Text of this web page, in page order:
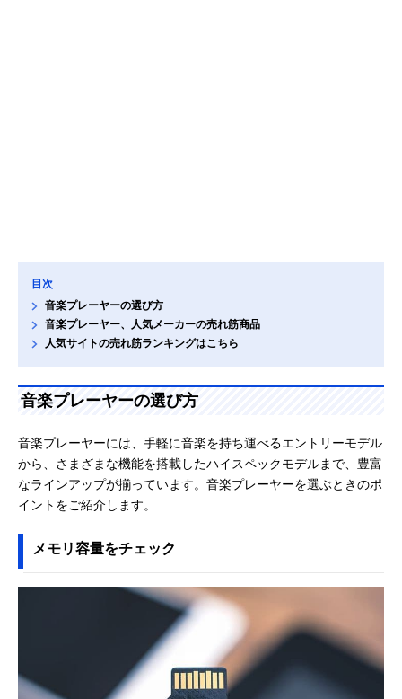
目次
音楽プレーヤーの選び方
音楽プレーヤー、人気メーカーの売れ筋商品
人気サイトの売れ筋ランキングはこちら
音楽プレーヤーの選び方
音楽プレーヤーには、手軽に音楽を持ち運べるエントリーモデル
から、さまざまな機能を搭載したハイスペックモデルまで、豊富
なラインアップが揃っています。音楽プレーヤーを選ぶときのポ
イントをご紹介します。
メモリ容量をチェック